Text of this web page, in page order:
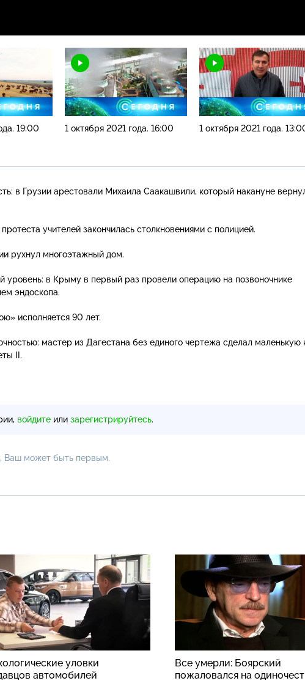
19:00 1 октября 2021 года. 16:00 1 октября 2021 года.
в Грузии арестовали Михаила Саакашвили, который накануне
учителей закончилась столкновениями с полицией.
рухнул многоэтажный дом.
уровень: в Крыму в первый раз провели операцию на позвоночнике
эндоскопа.
исполняется 90 лет.
мастер из Дагестана без единого чертежа сделал маленькую
II.
войдите или зарегистрируйтесь.
Ваш может быть первым.
уловки
автомобилей
Все умерли: Боярский
пожаловался на